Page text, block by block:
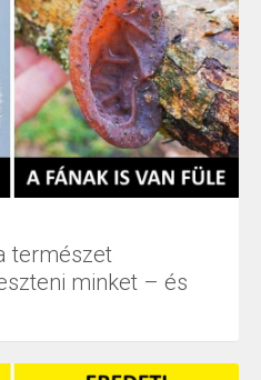
természet
minket – és